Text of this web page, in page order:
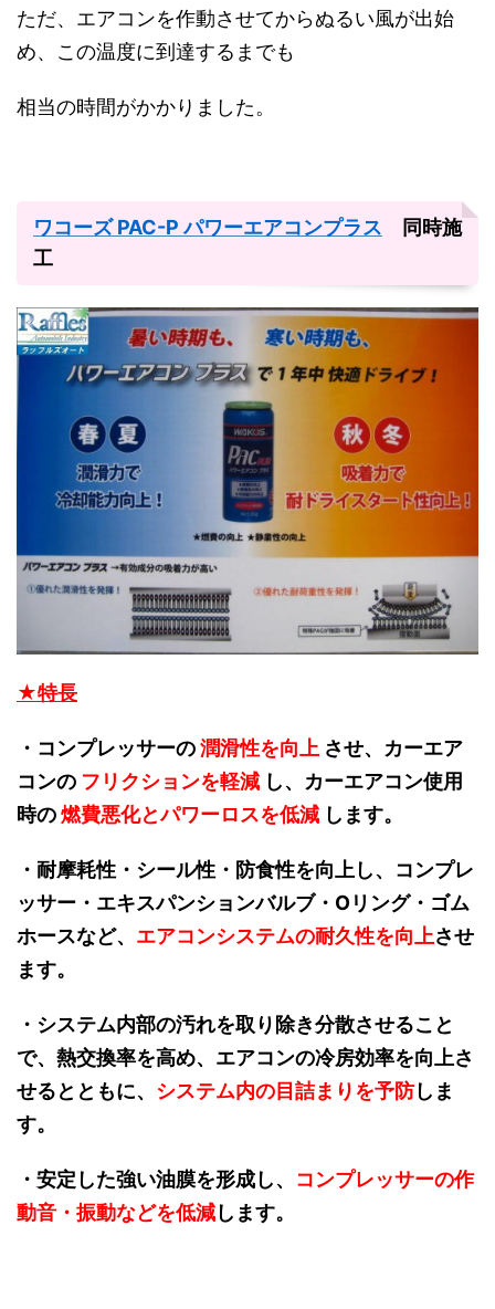
ただ、エアコンを作動させてからぬるい風が出始
め、この温度に到達するまでも
相当の時間がかかりました。
ワコーズ PAC-P パワーエアコンプラス 同時施
工
★特長
・コンプレッサーの潤滑性を向上 させ、カーエア
コンの フリクションを軽減 し、カーエアコン使用
時の燃費悪化とパワーロスを低減 します。
・耐摩耗性・シール性・防食性を向上し、コンプレ
ッサー・エキスパンションバルブ・Oリング・ゴム
ホースなど、 エアコンシステムの耐久性を向上させ
ます。
・システム内部の汚れを取り除き分散させること
で、熱交換率を高め、エアコンの冷房効率を向上さ
せるとともに、 システム内の目詰まりを予防しま
す。
・安定した強い油膜を形成し、 コンプレッサーの作
動音・振動などを低減します。